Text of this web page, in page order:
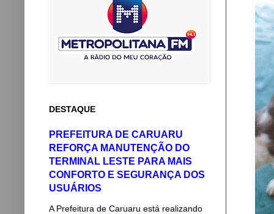
DESTAQUE
PREFEITURA DE CARUARU
REFORÇA MANUTENÇÃO DO
TERMINAL LESTE PARA MAIS
CONFORTO E SEGURANÇA DOS
USUÁRIOS
A Prefeitura de Caruaru está realizando